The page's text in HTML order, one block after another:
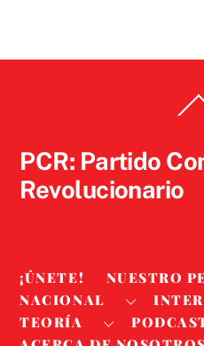
PCR: Partido
Revolucionario
¡ÚNETE!
NUESTRO
NACIONAL
TEORÍA